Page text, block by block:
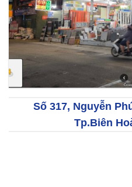
Số 317, Nguyễn
Tp.Biên